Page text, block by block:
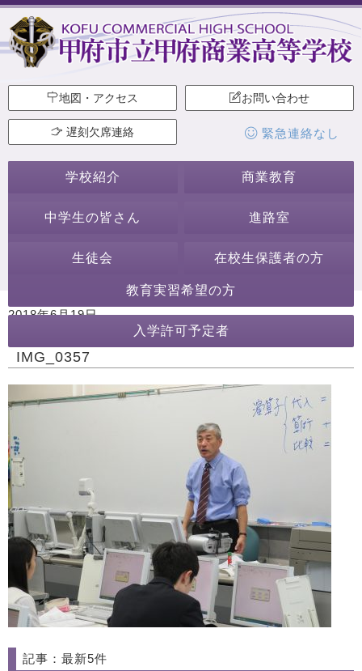
地図・アクセス お問い合わせ
遅刻欠席連絡 緊急連絡なし
学校紹介 商業教育
中学生の皆さん 進路室
生徒会 在校生保護者の方
教育実習希望の方
入学許可予定者
2018年6月19日
IMG_0357
記事：最新5件